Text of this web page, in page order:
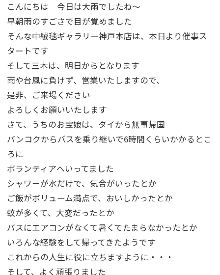
こんにちは 今日は大雨でしたね～
早朝雨のすごさで目が覚めました
そんな中絨毯ギャラリー神戸本店は、本日より催事ス
タートです
そして三木は、明日からとなります
雨や台風に負けず、営業いたしますので、
是非、ご来場ください
よろしくお願いいたします
さて、うちのお宝娘は、タイから無事帰国
バンコクからバスを乗り継いで6時間くらいかかるとこ
ろに
ボランティアへいってました
シャワーが水だけで、気合がいったとか
ご飯がボリューム満点で、おいしかったとか
蚊が多くて、大変だったとか
バスにエアコンがなくて暑くてたまらなかったとか
いろんな経験をして帰ってきたようです
これからの人生に役に立ちますように・・・
そして、よく頑張りました